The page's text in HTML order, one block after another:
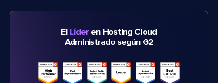
El Líder en Hosting Cloud
Administrado según G2